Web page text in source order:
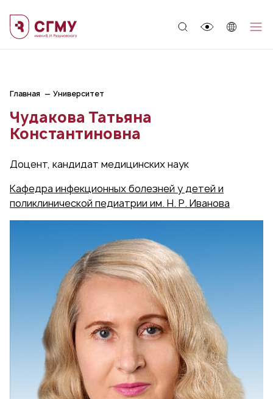
Главная Университет
Чудакова Татьяна
Константиновна
Доцент, кандидат медицинских наук
Кафедра инфекционных болезней у детей и
поликлинической педиатрии им. Н. Р. Иванова